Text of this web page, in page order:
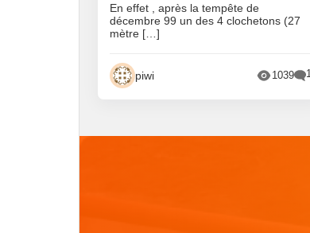
En effet , après la tempête de
décembre 99 un des 4 clochetons (27
mètre […]
piwi 1039 1